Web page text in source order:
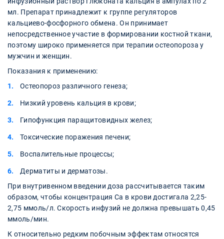
мл. Препарат принадлежит к группе регуляторов
кальциево-фосфорного обмена. Он принимает
непосредственное участие в формировании костной ткани,
поэтому широко применяется при терапии остеопороза у
мужчин и женщин.
Показания к применению:
Остеопороз различного генеза;
Низкий уровень кальция в крови;
Гипофункция паращитовидных желез;
Токсические поражения печени;
Воспалительные процессы;
Дерматиты и дерматозы.
При внутривенном введении доза рассчитывается таким
образом, чтобы концентрация Са в крови достигала 2,25-
2,75 ммоль/л. Скорость инфузий не должна превышать 0,45
ммоль/мин.
К относительно редким побочным эффектам относятся